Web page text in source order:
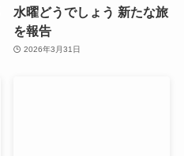
水曜どうでしょう 新たな旅
を報告
2026年3月31日